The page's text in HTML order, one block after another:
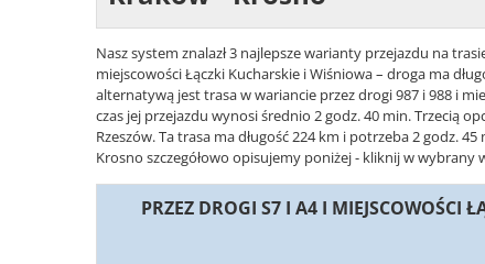
Nasz system znalazł 3 najlepsze warianty przejazdu na
miejscowości Łączki Kucharskie i Wiśniowa – droga ma
alternatywą jest trasa w wariancie przez drogi 987 i 988 i
czas jej przejazdu wynosi średnio 2 godz. 40 min. Trzecią
Rzeszów. Ta trasa ma długość 224 km i potrzeba 2 godz.
Krosno szczegółowo opisujemy poniżej - kliknij w wybrany
PRZEZ DROGI S7 I A4 I MIEJSCOWOŚCI